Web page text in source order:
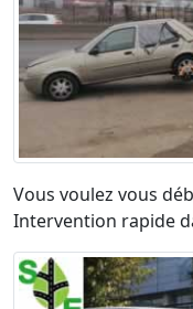
Vous voulez vous
Intervention rapide